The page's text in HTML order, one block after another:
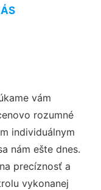
vám
rozumné
individuálnym
nám ešte dnes.
precíznosť a
vykonanej